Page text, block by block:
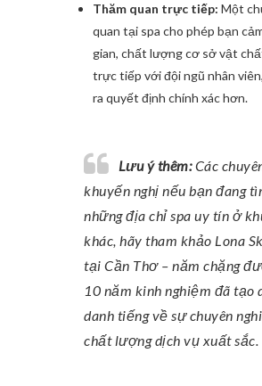
Thăm quan trực tiếp: Một
quan tại spa cho phép bạn
gian, chất lượng cơ sở vật
trực tiếp với đội ngũ nhân
ra quyết định chính xác hơn.
Lưu ý thêm:Các
khuyến nghị nếu bạn đang
những địa chỉ spa uy tín ở
khác, hãy tham khảo Lona
tại Cần Thơ – năm chặng
10 năm kinh nghiệm đã tạo
danh tiếng về sự chuyên
chất lượng dịch vụ xuất sắc.